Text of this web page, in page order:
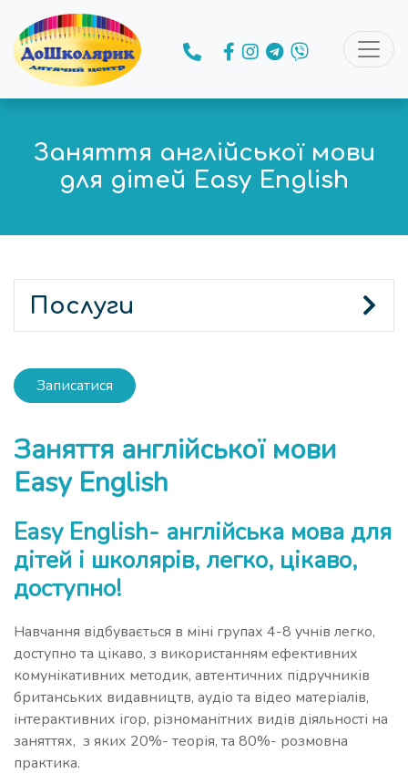
Заняття англійської мови
для дітей Easy English
Послуги
Записатися
Заняття англійської мови
Easy English
Easy English- англійська мова для
дітей і школярів, легко, цікаво,
доступно!
Навчання відбувається в міні групах 4-8 учнів легко,
доступно та цікаво, з використанням ефективних
комунікативних методик, автентичних підручників
британських видавництв, аудіо та відео матеріалів,
інтерактивних ігор, різноманітних видів діяльності на
заняттях, з яких 20%- теорія, та 80%- розмовна
практика.